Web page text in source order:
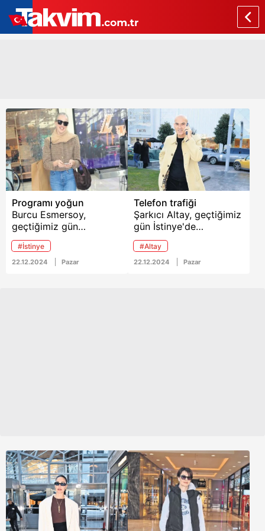
Programı yoğun
Burcu Esmersoy,
geçtiğimiz gün
İstinye'de objektiflere
takıldı. Gazetecilerle
ayaküstü sohbet eden
#İstinye
22.12.2024 Pazar
Telefon trafiği
Şarkıcı Altay, geçtiğimiz
gün İstinye'de
objektiflere takıldı.
Gazetecilerle ayaküstü
sohbet eden Altay, "Yeni
#Altay
22.12.2024 Pazar